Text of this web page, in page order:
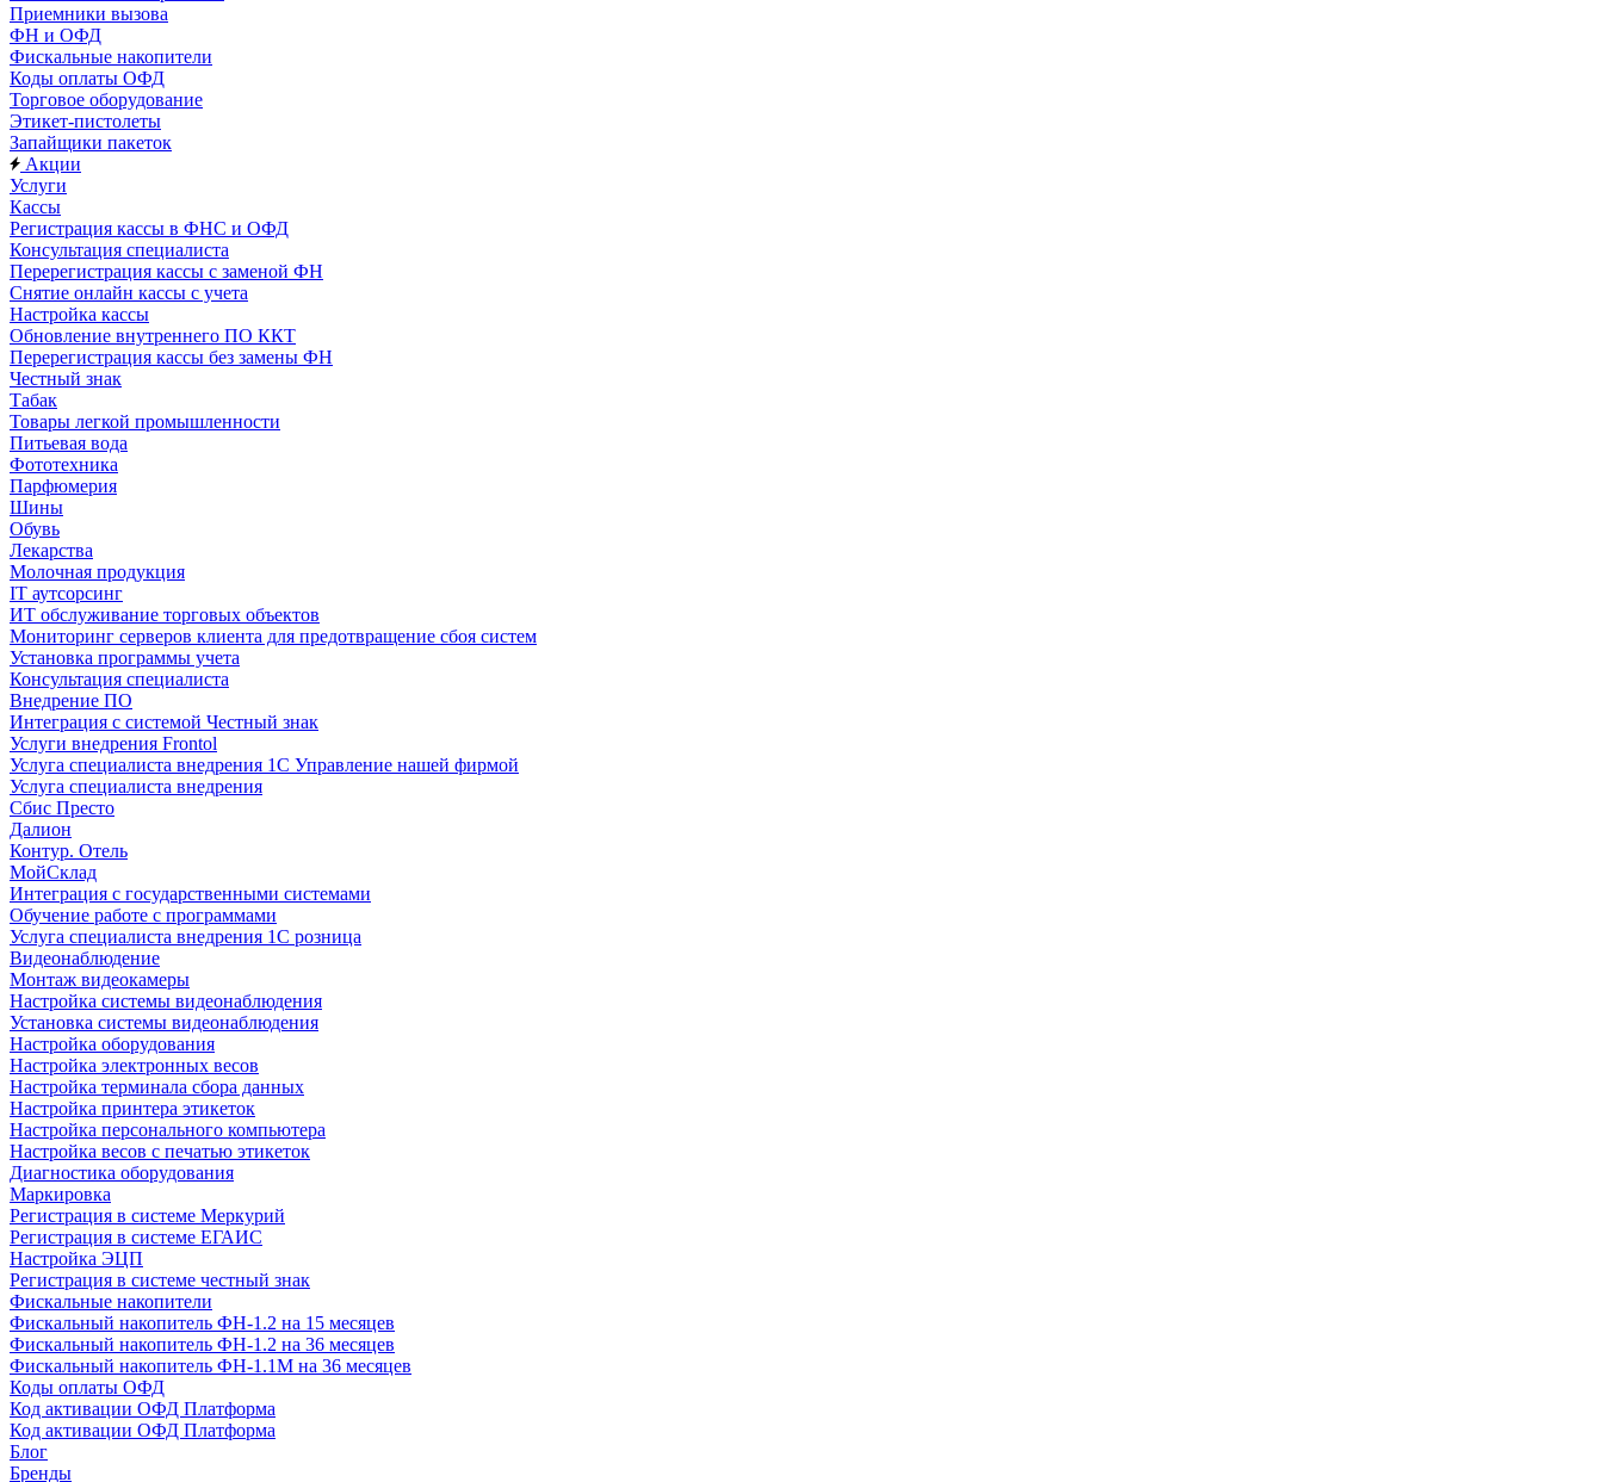
Приемники вызова
ФН и ОФД
Фискальные накопители
Коды оплаты ОФД
Торговое оборудование
Этикет-пистолеты
Запайщики пакеток
Акции
Услуги
Кассы
Регистрация кассы в ФНС и ОФД
Консультация специалиста
Перерегистрация кассы с заменой ФН
Снятие онлайн кассы с учета
Настройка кассы
Обновление внутреннего ПО ККТ
Перерегистрация кассы без замены ФН
Честный знак
Табак
Товары легкой промышленности
Питьевая вода
Фототехника
Парфюмерия
Шины
Обувь
Лекарства
Молочная продукция
IT аутсорсинг
ИТ обслуживание торговых объектов
Мониторинг серверов клиента для предотвращение сбоя систем
Установка программы учета
Консультация специалиста
Внедрение ПО
Интеграция с системой Честный знак
Услуги внедрения Frontol
Услуга специалиста внедрения 1С Управление нашей фирмой
Услуга специалиста внедрения
Сбис Престо
Далион
Контур. Отель
МойСклад
Интеграция с государственными системами
Обучение работе с программами
Услуга специалиста внедрения 1С розница
Видеонаблюдение
Монтаж видеокамеры
Настройка системы видеонаблюдения
Установка системы видеонаблюдения
Настройка оборудования
Настройка электронных весов
Настройка терминала сбора данных
Настройка принтера этикеток
Настройка персонального компьютера
Настройка весов с печатью этикеток
Диагностика оборудования
Маркировка
Регистрация в системе Меркурий
Регистрация в системе ЕГАИС
Настройка ЭЦП
Регистрация в системе честный знак
Фискальные накопители
Фискальный накопитель ФН-1.2 на 15 месяцев
Фискальный накопитель ФН-1.2 на 36 месяцев
Фискальный накопитель ФН-1.1М на 36 месяцев
Коды оплаты ОФД
Код активации ОФД Платформа
Код активации ОФД Платформа
Блог
Бренды